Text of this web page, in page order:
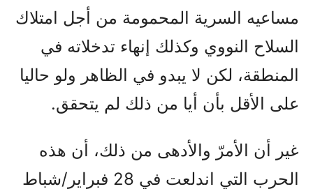
مساعيه السرية المحمومة من أجل امتلاك
السلاح النووي وکذلك إنهاء تدخلاته في
المنطقة، لكن لا يبدو في الظاهر ولو حاليا
على الأقل بأن أيا من ذلك لم يتحقق.
غير أن الأمرّ والأدهى من ذلك، أن هذه
الحرب التي اندلعت في 28 فبراير/شباط